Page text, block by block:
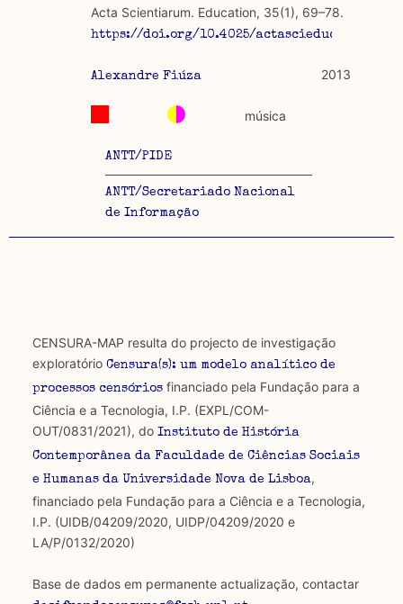
Acta Scientiarum. Education, 35(1), 69–78.
https://doi.org/10.4025/
Alexandre Fiúza 2013
ANTT/PIDE
ANTT/Secretariado Nacional
de Informação
música
CENSURA-MAP resulta do projecto de investigação
exploratório Censura(s): um modelo analítico de
processos censóriosfinanciado pela Fundação para a
Ciência e a Tecnologia, I.P. (EXPL/COM-
OUT/0831/2021), do Instituto de História
Contemporânea da Faculdade de Ciências Sociais
e Humanas da Universidade Nova de Lisboa,
financiado pela Fundação para a Ciência e a Tecnologia,
I.P. (UIDB/04209/2020, UIDP/04209/2020 e
LA/P/0132/2020)
Base de dados em permanente actualização, contactar